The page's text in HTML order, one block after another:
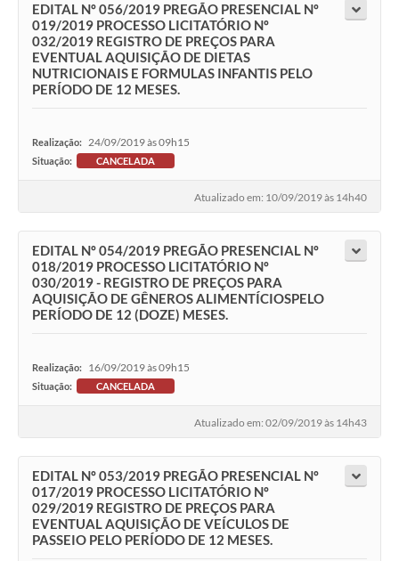
EDITAL Nº 056/2019 PREGÃO PRESENCIAL Nº
019/2019 PROCESSO LICITATÓRIO Nº
032/2019 REGISTRO DE PREÇOS PARA
EVENTUAL AQUISIÇÃO DE DIETAS
NUTRICIONAIS E FORMULAS INFANTIS PELO
PERÍODO DE 12 MESES.
Realização: 24/09/2019 às 09h15
Situação: CANCELADA
Atualizado em: 10/09/2019 às 14h40
EDITAL Nº 054/2019 PREGÃO PRESENCIAL Nº
018/2019 PROCESSO LICITATÓRIO Nº
030/2019 - REGISTRO DE PREÇOS PARA
AQUISIÇÃO DE GÊNEROS ALIMENTÍCIOSPELO
PERÍODO DE 12 (DOZE) MESES.
Realização: 16/09/2019 às 09h15
Situação: CANCELADA
Atualizado em: 02/09/2019 às 14h43
EDITAL Nº 053/2019 PREGÃO PRESENCIAL Nº
017/2019 PROCESSO LICITATÓRIO Nº
029/2019 REGISTRO DE PREÇOS PARA
EVENTUAL AQUISIÇÃO DE VEÍCULOS DE
PASSEIO PELO PERÍODO DE 12 MESES.